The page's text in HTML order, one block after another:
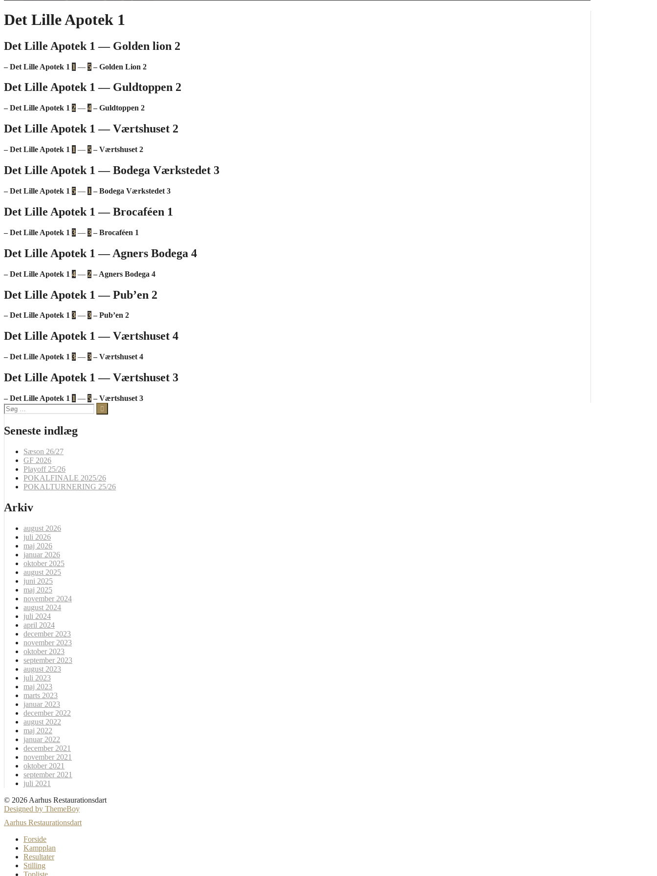
Det Lille Apotek 1
Det Lille Apotek 1 — Golden lion 2
– Det Lille Apotek 1 1 — 5 – Golden Lion 2
Det Lille Apotek 1 — Guldtoppen 2
– Det Lille Apotek 1 2 — 4 – Guldtoppen 2
Det Lille Apotek 1 — Værtshuset 2
– Det Lille Apotek 1 1 — 5 – Værtshuset 2
Det Lille Apotek 1 — Bodega Værkstedet 3
– Det Lille Apotek 1 5 — 1 – Bodega Værkstedet 3
Det Lille Apotek 1 — Brocaféen 1
– Det Lille Apotek 1 3 — 3 – Brocaféen 1
Det Lille Apotek 1 — Agners Bodega 4
– Det Lille Apotek 1 4 — 2 – Agners Bodega 4
Det Lille Apotek 1 — Pub’en 2
– Det Lille Apotek 1 3 — 3 – Pub’en 2
Det Lille Apotek 1 — Værtshuset 4
– Det Lille Apotek 1 3 — 3 – Værtshuset 4
Det Lille Apotek 1 — Værtshuset 3
– Det Lille Apotek 1 1 — 5 – Værtshuset 3
Søg
efter:
Seneste indlæg
Sæson 26/27
GF 2026
Playoff 25/26
POKALFINALE 2025/26
POKALTURNERING 25/26
Arkiv
august 2026
juli 2026
maj 2026
januar 2026
oktober 2025
august 2025
juni 2025
maj 2025
november 2024
august 2024
juli 2024
april 2024
december 2023
november 2023
oktober 2023
september 2023
august 2023
juli 2023
maj 2023
marts 2023
januar 2023
december 2022
august 2022
maj 2022
januar 2022
december 2021
november 2021
oktober 2021
september 2021
juli 2021
© 2026 Aarhus Restaurationsdart
Designed by ThemeBoy
Aarhus Restaurationsdart
Forside
Kampplan
Resultater
Stilling
Topliste